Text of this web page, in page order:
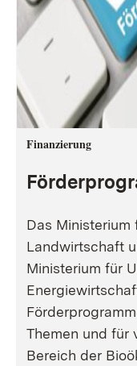
Finanzierung
Das Ministerium
Landwirtschaft
Ministerium für
Themen und für
Bereich der